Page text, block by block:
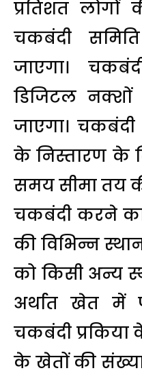
प्रतिशत लोगों
चकबंदी
जाएगा।
डिजिटल
जाएगा।
के निस्तारण के
समय सीमा तय
चकबंदी करने
की विभिन्न
को किसी अन्य
अर्थात खेत में
चकबंदी प्रकिया
के खेतों की